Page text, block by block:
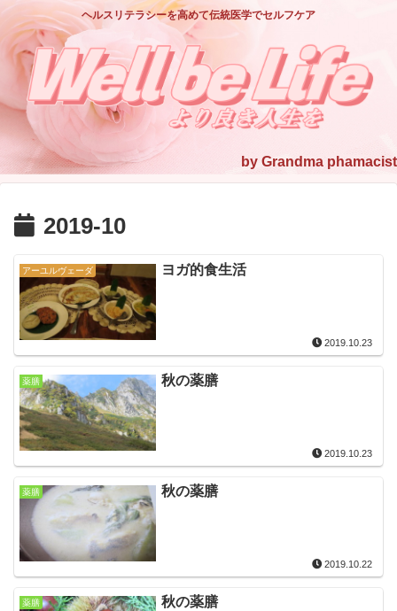
ヘルスリテラシーを高めて伝統医学でセルフケア
2019-10
アーユルヴェーダ ヨガ的食生活
2019.10.23
薬膳 秋の薬膳
2019.10.23
薬膳 秋の薬膳
2019.10.22
薬膳 秋の薬膳